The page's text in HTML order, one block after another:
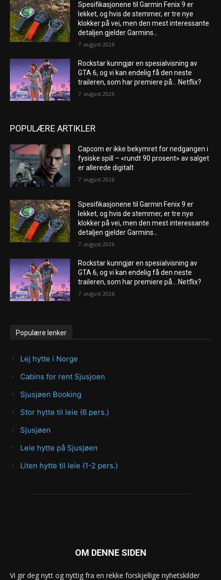
Spesifikasjonene til Garmin Fenix ​​9 er
lekket, og hvis de stemmer, er tre nye
klokker på vei, men den mest interessante
detaljen gjelder Garmins...
7. august 2026
Rockstar kunngjør en spesialvisning av
GTA 6, og vi kan endelig få den neste
traileren, som har premiere på… Netflix?
7. august 2026
POPULÆRE ARTIKLER
Capcom er ikke bekymret for nedgangen i
fysiske spill – «rundt 90 prosent» av salget
er allerede digitalt
7. august 2026
Spesifikasjonene til Garmin Fenix ​​9 er
lekket, og hvis de stemmer, er tre nye
klokker på vei, men den mest interessante
detaljen gjelder Garmins...
7. august 2026
Rockstar kunngjør en spesialvisning av
GTA 6, og vi kan endelig få den neste
traileren, som har premiere på… Netflix?
7. august 2026
Populære lenker
Lej hytte i Norge
Cabins for rent Sjusjoen
Sjusjøen Booking
Stor hytte til leie (6 pers.)
Sjusjøen
Leie hytte på Sjusjøen
Liten hytte til leie (1-2 pers.)
OM DENNE SIDEN
Vi gir deg nytt og nyttig fra en rekke forskjellige nyhetskilder